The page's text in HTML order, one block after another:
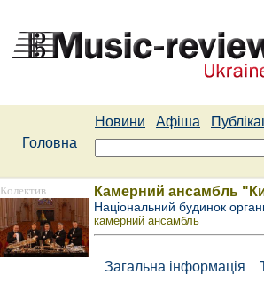
Новини Афіша
Головна
Колектив Камерний ансамбль
Національний будинок
камерний ансамбль
Загальна інформація